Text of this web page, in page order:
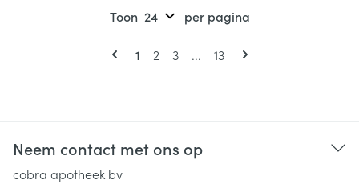
Pagina's
U lees momenteel pagina
1 Pagina
2 Pagina
3 ... Pagina
13
Toon per pagina
Neem contact met ons op
cobra apotheek bv